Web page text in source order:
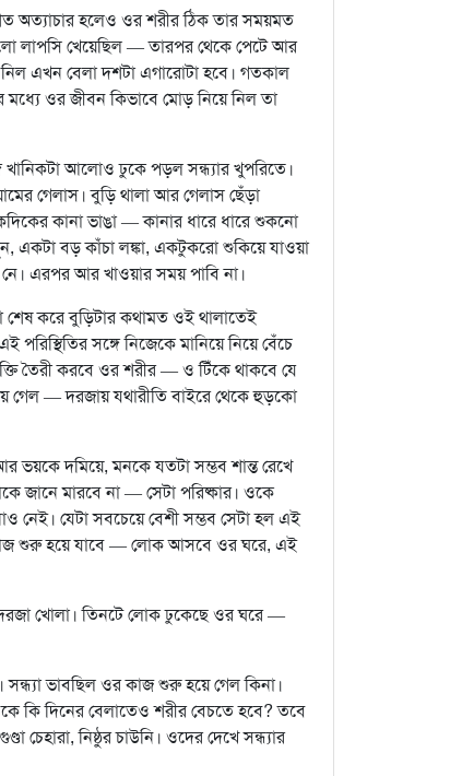
অত্যাচার হলেও ওর শরীর ঠিক তার সময়মত
লাপসি খেয়েছিল — তারপর থেকে পেটে আর
এখন বেলা দশটা এগারোটা হবে। গতকাল
মধ্যে ওর জীবন কিভাবে মোড় নিয়ে নিল তা
আলোও ঢুকে পড়ল সন্ধ্যার খুপরিতে।
গেলাস। বুড়ি থালা আর গেলাস ছেঁড়া
কানা ভাঙা — কানার ধারে ধারে শুকনো
একটা বড় কাঁচা লঙ্কা, একটুকরো শুকিয়ে যাওয়া
এরপর আর খাওয়ার সময় পাবি না।
করে বুড়িটার কথামত ওই থালাতেই
সঙ্গে নিজেকে মানিয়ে নিয়ে বেঁচে
তৈরী করবে ওর শরীর — ও টিঁকে থাকবে যে
গেল — দরজায় যথারীতি বাইরে থেকে হুড়কো
ভয়কে দমিয়ে, মনকে যতটা সম্ভব শান্ত রেখে
জানে মারবে না — সেটা পরিষ্কার। ওকে
নেই। যেটা সবচেয়ে বেশী সম্ভব সেটা হল এই
শুরু হয়ে যাবে — লোক আসবে ওর ঘরে, এই
খোলা। তিনটে লোক ঢুকেছে ওর ঘরে —
সন্ধ্যা ভাবছিল ওর কাজ শুরু হয়ে গেল কিনা।
কি দিনের বেলাতেও শরীর বেচতে হবে? তবে
চেহারা, নিষ্ঠুর চাউনি। ওদের দেখে সন্ধ্যার